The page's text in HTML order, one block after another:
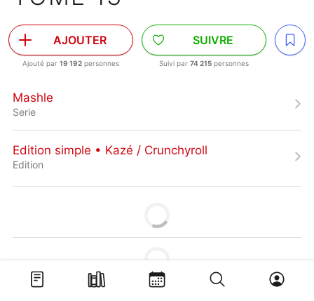
AJOUTER
Ajouté par 19 192 personnes
SUIVRE
Suivi par 74 215 personnes
Mashle
Serie
Edition simple • Kazé / Crunchyroll
Edition